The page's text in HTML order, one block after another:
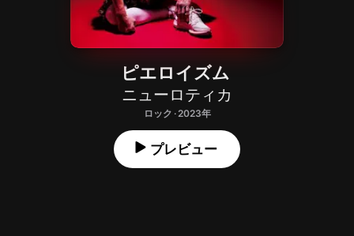
ピエロイズム
ニューロティカ
ロック · 2023年
プレビュー